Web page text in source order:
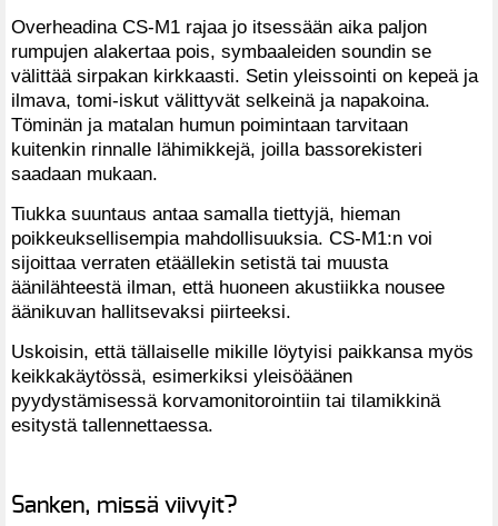
Overheadina CS-M1 rajaa jo itsessään aika paljon
rumpujen alakertaa pois, symbaaleiden soundin se
välittää sirpakan kirkkaasti. Setin yleissointi on kepeä ja
ilmava, tomi-iskut välittyvät selkeinä ja napakoina.
Töminän ja matalan humun poimintaan tarvitaan
kuitenkin rinnalle lähimikkejä, joilla bassorekisteri
saadaan mukaan.
Tiukka suuntaus antaa samalla tiettyjä, hieman
poikkeuksellisempia mahdollisuuksia. CS-M1:n voi
sijoittaa verraten etäällekin setistä tai muusta
äänilähteestä ilman, että huoneen akustiikka nousee
äänikuvan hallitsevaksi piirteeksi.
Uskoisin, että tällaiselle mikille löytyisi paikkansa myös
keikkakäytössä, esimerkiksi yleisöäänen
pyydystämisessä korvamonitorointiin tai tilamikkinä
esitystä tallennettaessa.
Sanken, missä viivyit?